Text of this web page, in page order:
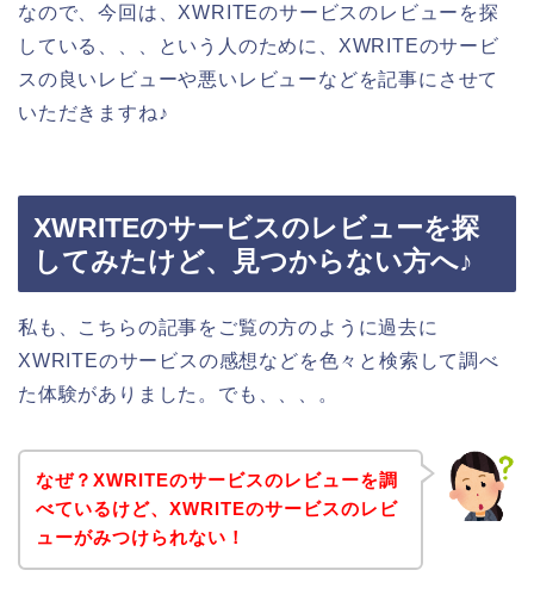
なので、今回は、XWRITEのサービスのレビューを探
している、、、という人のために、XWRITEのサービ
スの良いレビューや悪いレビューなどを記事にさせて
いただきますね♪
XWRITEのサービスのレビューを探
してみたけど、見つからない方へ♪
私も、こちらの記事をご覧の方のように過去に
XWRITEのサービスの感想などを色々と検索して調べ
た体験がありました。でも、、、。
なぜ？XWRITEのサービスのレビューを調
べているけど、XWRITEのサービスのレビ
ューがみつけられない！